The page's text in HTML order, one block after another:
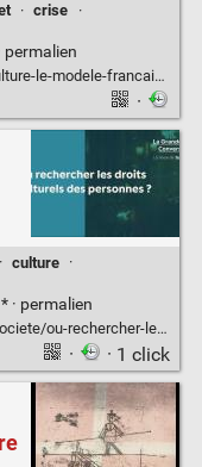
· crise
·
permalien
des-tensions-budgetaires-260359
·
· culture ·
· permalien
droits-culturels-des-personnes/
· · 1 click